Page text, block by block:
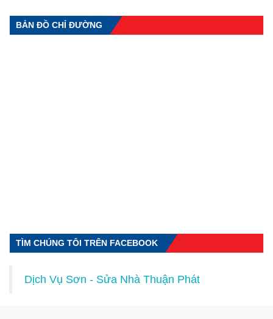
BẢN ĐỒ CHỈ ĐƯỜNG
TÌM CHÚNG TÔI TRÊN FACEBOOK
Dịch Vụ Sơn - Sửa Nhà Thuận Phát